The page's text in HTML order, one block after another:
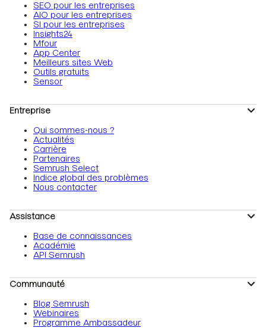
SEO pour les entreprises
AIO pour les entreprises
SI pour les entreprises
Insights24
Mfour
App Center
Meilleurs sites Web
Outils gratuits
Sensor
Entreprise
Qui sommes-nous ?
Actualités
Carrière
Partenaires
Semrush Select
Indice global des problèmes
Nous contacter
Assistance
Base de connaissances
Académie
API Semrush
Communauté
Blog Semrush
Webinaires
Programme Ambassadeur